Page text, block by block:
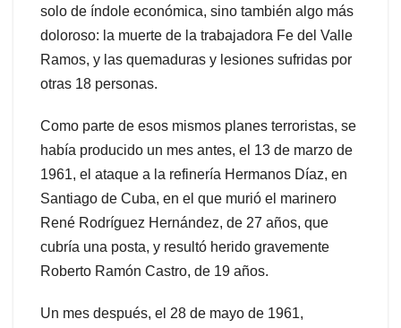
solo de índole económica, sino también algo más
doloroso: la muerte de la trabajadora Fe del Valle
Ramos, y las quemaduras y lesiones sufridas por
otras 18 personas.
Como parte de esos mismos planes terroristas, se
había producido un mes antes, el 13 de marzo de
1961, el ataque a la refinería Hermanos Díaz, en
Santiago de Cuba, en el que murió el marinero
René Rodríguez Hernández, de 27 años, que
cubría una posta, y resultó herido gravemente
Roberto Ramón Castro, de 19 años.
Un mes después, el 28 de mayo de 1961,